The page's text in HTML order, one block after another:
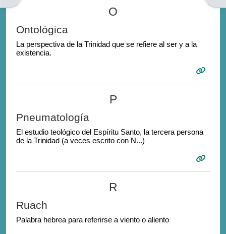
O
Ontológica
La perspectiva de la Trinidad que se refiere al ser y a la
existencia.
P
Pneumatología
El estudio teológico del Espíritu Santo, la tercera persona
de la Trinidad (a veces escrito con N...)
R
Ruach
Palabra hebrea para referirse a viento o aliento